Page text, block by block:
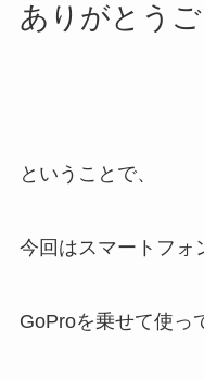
ありがとうご
ということで、
今回はスマートフォ
GoProを乗せて使っ